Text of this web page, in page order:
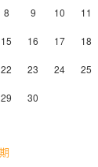
8 9 10 11
15 16 17 18
22 23 24 25
29 30
+亞朵星球睡枕